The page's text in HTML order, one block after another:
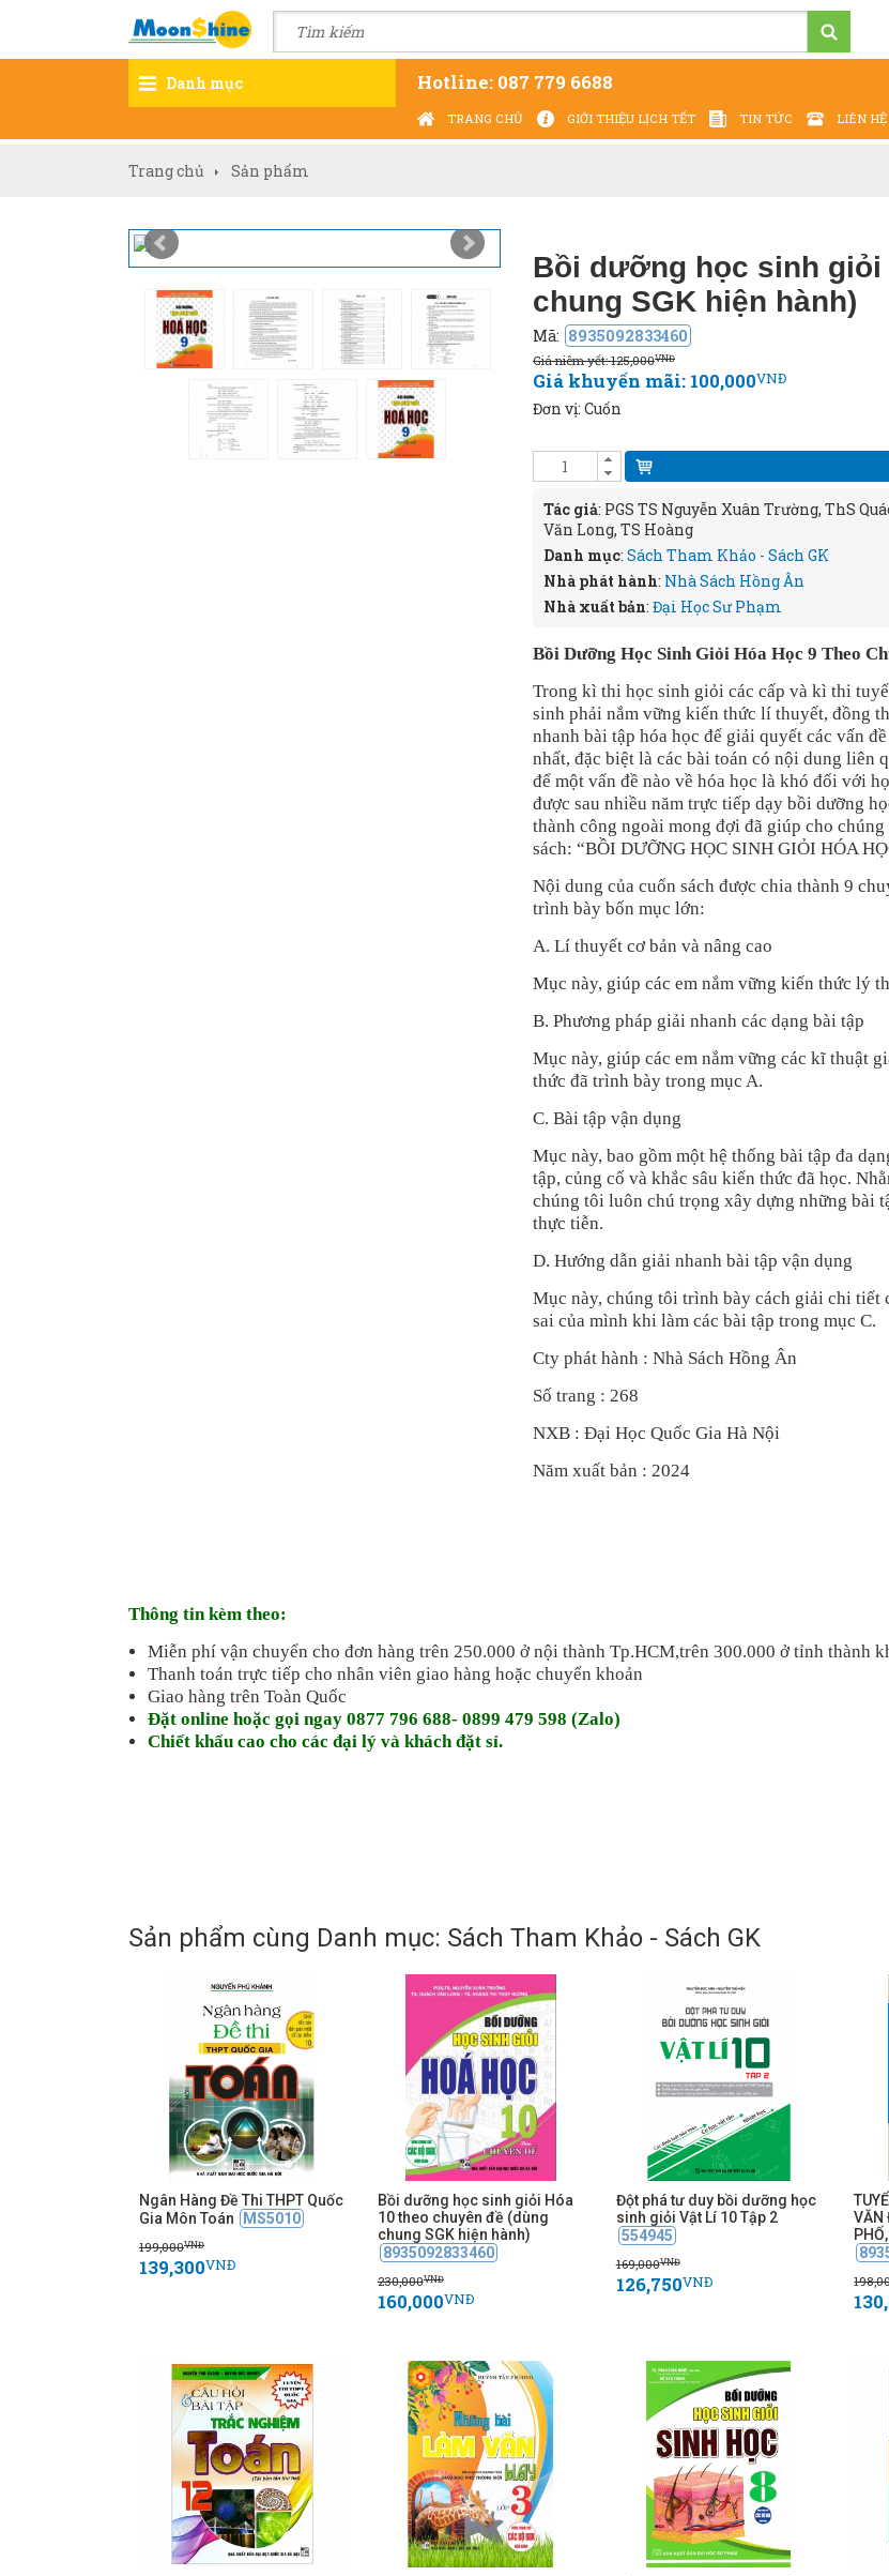
Danh mục Hotline: 087 779 6688
TRANG CHỦ GIỚI THIỆU LỊCH TẾT TIN TỨC LIÊN HỆ
Trang chủ Sản phẩm
Bồi dưỡng học sinh giỏi
chung SGK hiện hành)
Mã: 8935092833460
Giá niêm yết: 125,000VNĐ
Giá khuyến mãi: 100,000VNĐ
Đơn vị: Cuốn
Tác giả: PGS TS Nguyễn Xuân Trường, ThS
Văn Long, TS Hoàng
Danh mục: Sách Tham Khảo - Sách GK
Nhà phát hành: Nhà Sách Hồng Ân
Nhà xuất bản: Đại Học Sư Phạm
Bồi Dưỡng Học Sinh Giỏi Hóa Học 9 Theo
Trong kì thi học sinh giỏi các cấp và kì thi
sinh phải nắm vững kiến thức lí thuyết, đồng
nhanh bài tập hóa học để giải quyết các vấn
nhất, đặc biệt là các bài toán có nội dung liên
để một vấn đề nào về hóa học là khó đối với
được sau nhiều năm trực tiếp dạy bồi dưỡng
thành công ngoài mong đợi đã giúp cho
sách: “BỒI DƯỠNG HỌC SINH GIỎI HÓA
Nội dung của cuốn sách được chia thành 9
trình bày bốn mục lớn:
A. Lí thuyết cơ bản và nâng cao
Mục này, giúp các em nắm vững kiến thức lý
B. Phương pháp giải nhanh các dạng bài tập
Mục này, giúp các em nắm vững các kĩ thuật
thức đã trình bày trong mục A.
C. Bài tập vận dụng
Mục này, bao gồm một hệ thống bài tập đa
tập, củng cố và khắc sâu kiến thức đã học.
chúng tôi luôn chú trọng xây dựng những bài
thực tiễn.
D. Hướng dẫn giải nhanh bài tập vận dụng
Mục này, chúng tôi trình bày cách giải chi tiết
sai của mình khi làm các bài tập trong mục C.
Cty phát hành : Nhà Sách Hồng Ân
Số trang : 268
NXB : Đại Học Quốc Gia Hà Nội
Năm xuất bản : 2024
Thông tin kèm theo:
Miễn phí vận chuyển cho đơn hàng trên 250.000 ở nội thành Tp.HCM,trên 300.000 ở tỉnh thành
Thanh toán trực tiếp cho nhân viên giao hàng hoặc chuyển khoản
Giao hàng trên Toàn Quốc
Đặt online hoặc gọi ngay 0877 796 688- 0899 479 598 (Zalo)
Chiết khấu cao cho các đại lý và khách đặt sỉ.
Sản phẩm cùng Danh mục: Sách Tham Khảo - Sách GK
Ngân Hàng Đề Thi THPT Quốc
Gia Môn Toán
MS5010
199,000VNĐ
139,300VNĐ
Bồi dưỡng học sinh giỏi Hóa
10 theo chuyên đề (dùng
chung SGK hiện hành)
8935092833460
230,000VNĐ
160,000VNĐ
Đột phá tư duy bồi dưỡng học
sinh giỏi Vật Lí 10 Tập 2
554945
169,000VNĐ
126,750VNĐ
VĂN